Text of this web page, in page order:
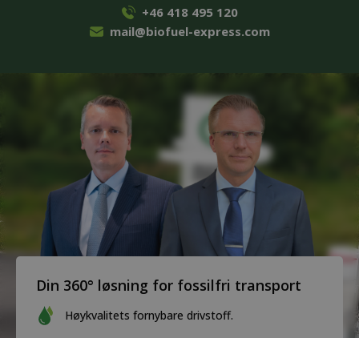
Din 360° løsning for fossilfri transport
Høykvalitets fornybare drivstoff.
+46 418 495 120
mail@biofuel-express.com